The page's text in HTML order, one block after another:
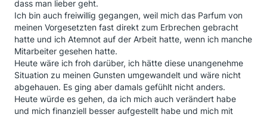
dass man lieber geht.
Ich bin auch freiwillig gegangen, weil mich das Parfum von
meinen Vorgesetzten fast direkt zum Erbrechen gebracht
hatte und ich Atemnot auf der Arbeit hatte, wenn ich manche
Mitarbeiter gesehen hatte.
Heute wäre ich froh darüber, ich hätte diese unangenehme
Situation zu meinen Gunsten umgewandelt und wäre nicht
abgehauen. Es ging aber damals gefühlt nicht anders.
Heute würde es gehen, da ich mich auch verändert habe
und mich finanziell besser aufgestellt habe und mich mit